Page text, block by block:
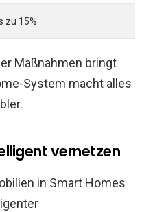
zu 15%
Maßnahmen bringt
System macht alles
vernetzen
in Smart Homes